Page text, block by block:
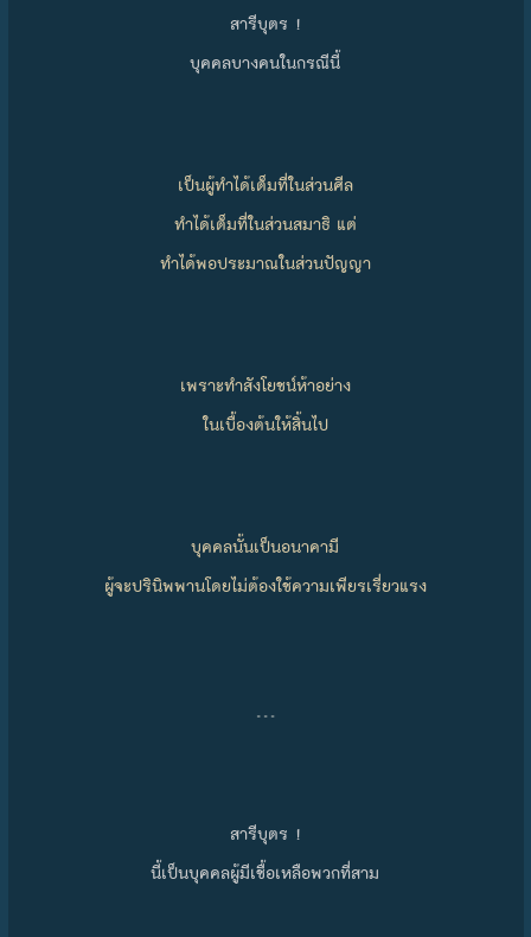
สารีบุตร !
บุคคลบางคนในกรณีนี้
เป็นผู้ทำได้เต็มที่ในส่วนศีล
ทำได้เต็มที่ในส่วนสมาธิ แต่
ทำได้พอประมาณในส่วนปัญญา
เพราะทำสังโยชน์ห้าอย่าง
ในเบื้องต้นให้สิ้นไป
บุคคลนั้นเป็นอนาคามี
ผู้จะปรินิพพานโดยไม่ต้องใช้ความเพียรเรี่ยวแรง
…
สารีบุตร !
นี้เป็นบุคคลผู้มีเชื้อเหลือพวกที่สาม